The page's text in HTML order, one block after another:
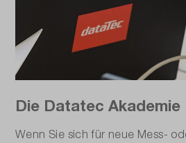
Die Datatec Akademie
Wenn Sie sich für neue Mess-